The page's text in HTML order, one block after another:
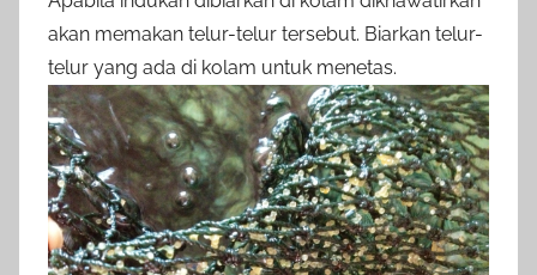
akan memakan telur-telur tersebut. Biarkan telur-
telur yang ada di kolam untuk menetas.